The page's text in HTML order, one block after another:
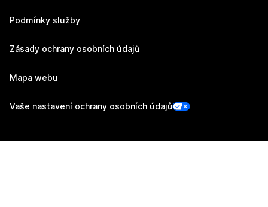
Podmínky služby
Zásady ochrany osobních údajů
Mapa webu
Vaše nastavení ochrany osobních údajů